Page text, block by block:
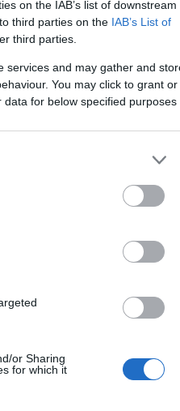
on the IAB’s list of downstream
third parties on the IAB’s List of
third parties.
services and may gather and
You may click to grant or
for below specified purposes
or Sharing
for which it
y
3
4
5